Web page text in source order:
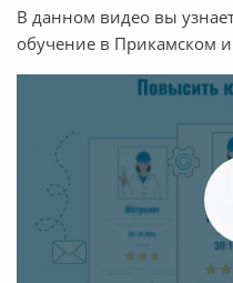
В данном видео вы
обучение в Прикамском